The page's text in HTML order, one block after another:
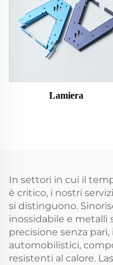
Lamiera
In settori in cui il
è critico, i nostri
si distinguono.
inossidabile e metalli
precisione senza
automobilistici,
resistenti al calore.